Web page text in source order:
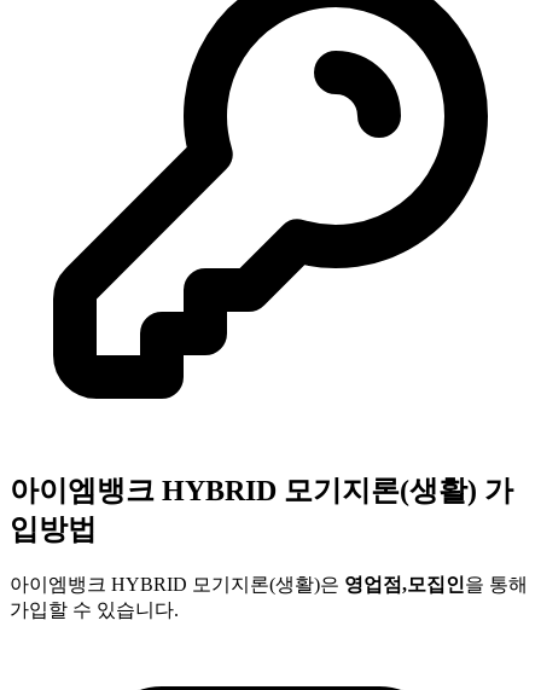
아이엠뱅크 HYBRID 모기지론(생활) 가
입방법
아이엠뱅크 HYBRID 모기지론(생활)은 영업점,모집인을 통해
가입할 수 있습니다.